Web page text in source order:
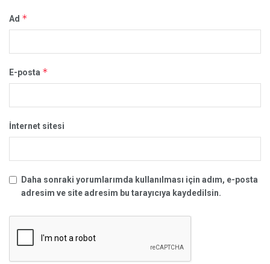
Ad *
E-posta *
İnternet sitesi
Daha sonraki yorumlarımda kullanılması için adım, e-posta
adresim ve site adresim bu tarayıcıya kaydedilsin.